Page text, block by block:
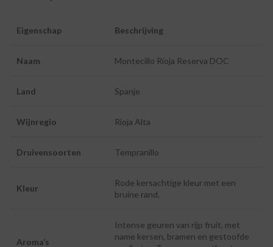
Eigenschap Beschrijving
Naam Montecillo Rioja Reserva DOC
Land Spanje
Wijnregio Rioja Alta
Druivensoorten Tempranillo
Kleur
Rode kersachtige kleur met een
bruine rand.
Aroma’s
Intense geuren van rijp fruit, met
name kersen, bramen en gestoofde